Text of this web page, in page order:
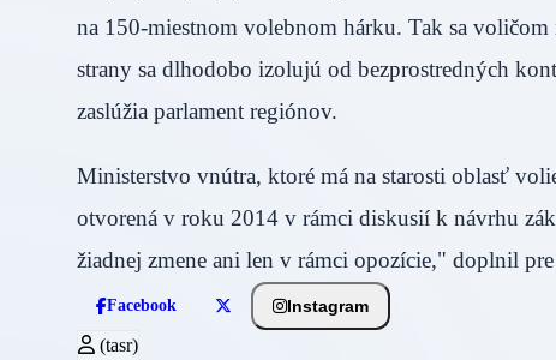
na 150-miestnom volebnom hárku. Tak sa
strany sa dlhodobo izolujú od bezprostredných
zaslúžia parlament regiónov.
Ministerstvo vnútra, ktoré má na starosti oblasť
otvorená v roku 2014 v rámci diskusií k návrhu
žiadnej zmene ani len v rámci opozície," doplnil
Facebook Instagram
(tasr)